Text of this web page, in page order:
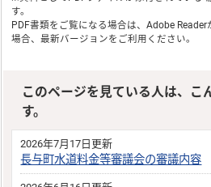
す。
PDF書類をご覧になる場合は、Adobe Reader
場合、最新バージョンをご利用ください。
このページを見ている人は、こ
す。
2026年7月17日更新
長与町水道料金等審議会の審議内容